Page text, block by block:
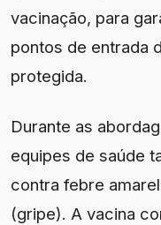
vacinação, para
pontos de entrada
protegida.
Durante as
equipes de saúde
contra febre
(gripe). A vacina